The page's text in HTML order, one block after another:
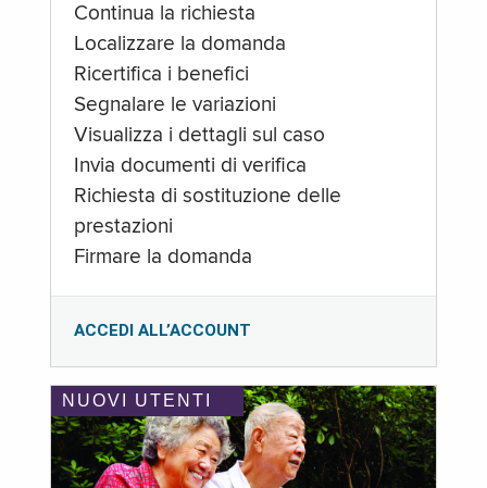
Continua la richiesta
Localizzare la domanda
Ricertifica i benefici
Segnalare le variazioni
Visualizza i dettagli sul caso
Invia documenti di verifica
Richiesta di sostituzione delle
prestazioni
Firmare la domanda
ACCEDI ALL’ACCOUNT
NUOVI UTENTI